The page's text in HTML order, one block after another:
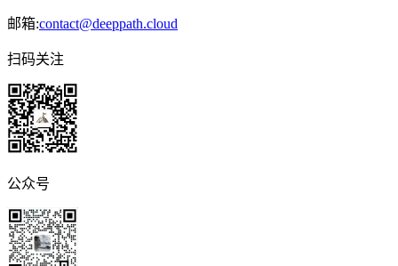
邮箱:contact@deeppath.cloud
扫码关注
公众号